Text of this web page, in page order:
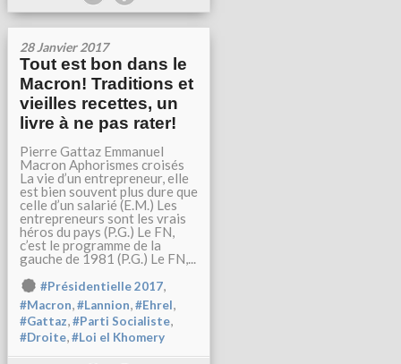
28 Janvier 2017
Tout est bon dans le
Macron! Traditions et
vieilles recettes, un
livre à ne pas rater!
Pierre Gattaz Emmanuel
Macron Aphorismes croisés
La vie d’un entrepreneur, elle
est bien souvent plus dure que
celle d’un salarié (E.M.) Les
entrepreneurs sont les vrais
héros du pays (P.G.) Le FN,
c’est le programme de la
gauche de 1981 (P.G.) Le FN,...
#Présidentielle 2017,
#Macron,#Lannion,#Ehrel,
#Gattaz,#Parti Socialiste,
#Droite,#Loi el Khomery